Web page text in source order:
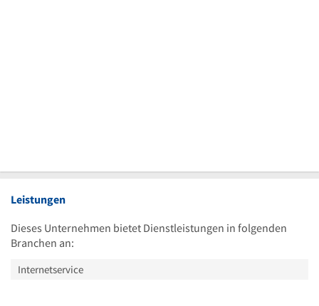
Leistungen
Dieses Unternehmen bietet Dienstleistungen in folgenden
Branchen an:
Internetservice